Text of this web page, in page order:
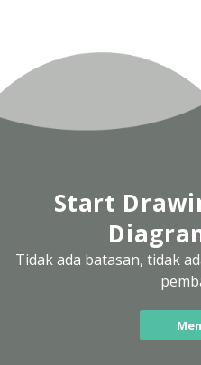
Start
Tidak ada batasan, tidak